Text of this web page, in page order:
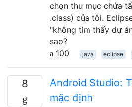
chọn thư mục chứa
.class) của tôi.
"không tìm thấy dự
sao?
100
java eclipse
8
Android Studio:
mặc định